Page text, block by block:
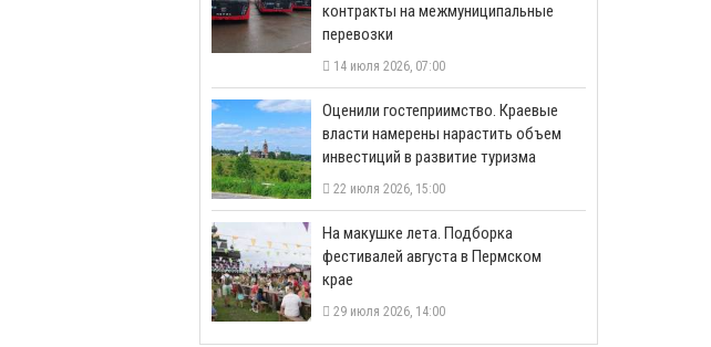
контракты на межмуниципальные
перевозки
14 июля 2026, 07:00
Оценили гостеприимство. Краевые
власти намерены нарастить объем
инвестиций в развитие туризма
22 июля 2026, 15:00
На макушке лета. Подборка
фестивалей августа в Пермском
крае
29 июля 2026, 14:00